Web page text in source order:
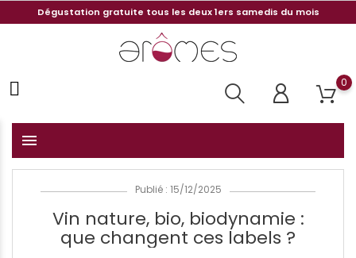
Dégustation gratuite tous les deux 1ers samedis du mois
0
menu
Publié : 15/12/2025
Vin nature, bio, biodynamie :
que changent ces labels ?